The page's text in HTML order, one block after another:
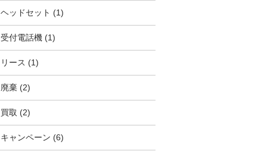
ヘッドセット (1)
受付電話機 (1)
リース (1)
廃棄 (2)
買取 (2)
キャンペーン (6)